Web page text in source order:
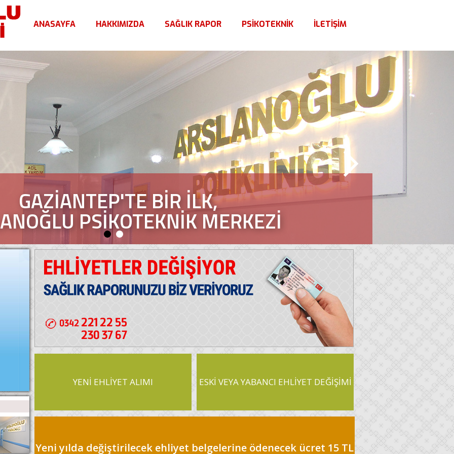
ANASAYFA HAKKIMIZDA SAĞLIK RAPOR PSİKOTEKNİK İLETİŞİM
GAZİANTEP'TE BİR İLK,
PSİKOTEKNİK MERKEZİ
YENİ EHLİYET ALIMI ESKİ VEYA YABANCI EHLİYET DEĞİŞİMİ
Yeni yılda değiştirilecek ehliyet belgelerine ödenecek ücret 15 TL